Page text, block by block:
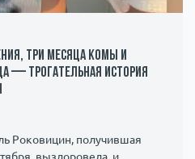
три месяца комы и
— трогательная история
Роковицин, получившая